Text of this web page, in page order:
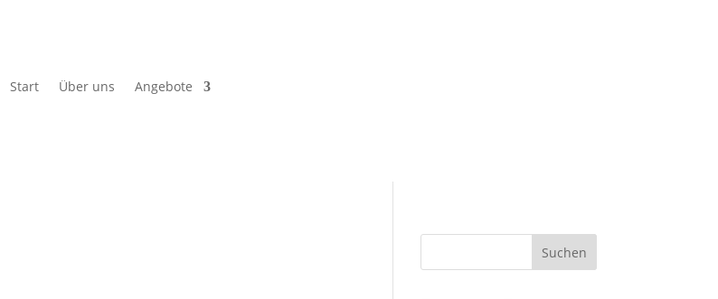
Start Über uns Angebote
Suchen